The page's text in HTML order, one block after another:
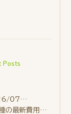
Posts
07/05
予防接種の最新費用とA型肝炎対策を兵庫県丹波市で家族に最適なスケジュールで実現する方法